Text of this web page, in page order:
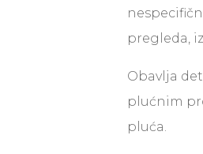
pregleda,
Obavlja
plućnim
pluća.